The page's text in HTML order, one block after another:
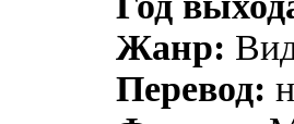
Жанр:
Перевод: